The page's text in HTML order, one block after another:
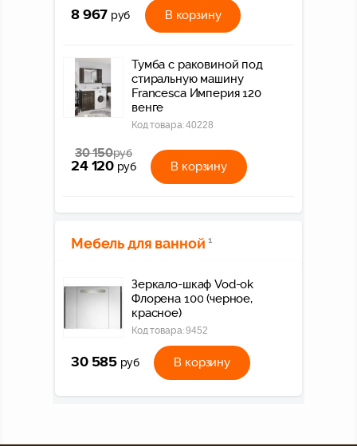
8 967 руб В корзину
Тумба с раковиной под
стиральную машину
Francesca Империя 120
венге
Код товара:40228
30 150руб
24 120 руб В корзину
Мебель для ванной 1
Зеркало-шкаф Vod-ok
Флорена 100 (черное,
красное)
Код товара:9452
30 585 руб В корзину